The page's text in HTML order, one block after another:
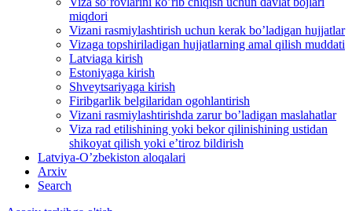
miqdori
Vizani rasmiylashtirish uchun kerak bo’ladigan hujjatlar
Vizaga topshiriladigan hujjatlarning amal qilish muddati
Latviaga kirish
Estoniyaga kirish
Shveytsariyaga kirish
Firibgarlik belgilaridan ogohlantirish
Vizani rasmiylashtirishda zarur bo’ladigan maslahatlar
Viza rad etilishining yoki bekor qilinishining ustidan
shikoyat qilish yoki e’tiroz bildirish
Latviya-O’zbekiston aloqalari
Arxiv
Search